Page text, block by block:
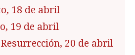
18 de abril
19 de abril
20 de abril